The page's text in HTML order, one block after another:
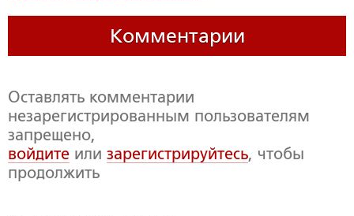
Комментарии
Оставлять комментарии
незарегистрированным пользователям
запрещено,
войдите или зарегистрируйтесь, чтобы
продолжить